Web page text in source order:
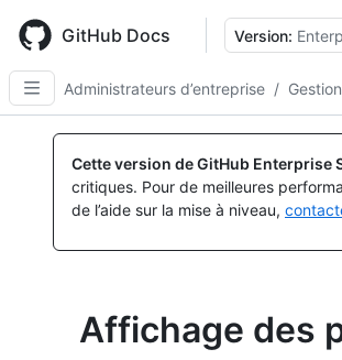
main
content
GitHub Docs Version:
Administrateurs d’entreprise /
Cette version de GitHub
critiques. Pour de meilleures
de l’aide sur la mise à niveau,
Affichage des